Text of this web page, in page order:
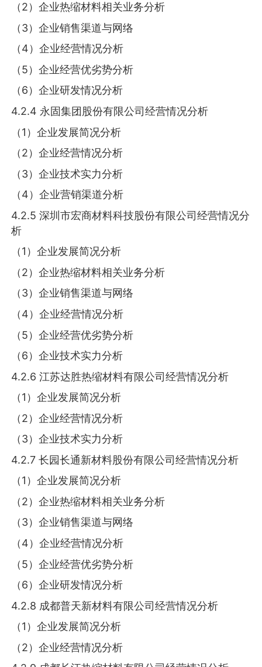
（2）企业热缩材料相关业务分析
（3）企业销售渠道与网络
（4）企业经营情况分析
（5）企业经营优劣势分析
（6）企业研发情况分析
4.2.4 永固集团股份有限公司经营情况分析
（1）企业发展简况分析
（2）企业经营情况分析
（3）企业技术实力分析
（4）企业营销渠道分析
4.2.5 深圳市宏商材料科技股份有限公司经营情况分
析
（1）企业发展简况分析
（2）企业热缩材料相关业务分析
（3）企业销售渠道与网络
（4）企业经营情况分析
（5）企业经营优劣势分析
（6）企业技术实力分析
4.2.6 江苏达胜热缩材料有限公司经营情况分析
（1）企业发展简况分析
（2）企业经营情况分析
（3）企业技术实力分析
4.2.7 长园长通新材料股份有限公司经营情况分析
（1）企业发展简况分析
（2）企业热缩材料相关业务分析
（3）企业销售渠道与网络
（4）企业经营情况分析
（5）企业经营优劣势分析
（6）企业研发情况分析
4.2.8 成都普天新材料有限公司经营情况分析
（1）企业发展简况分析
（2）企业经营情况分析